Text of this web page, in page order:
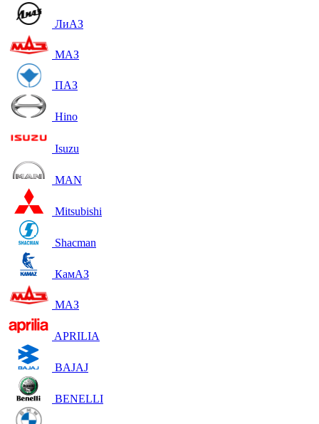
ЛиАЗ
МАЗ
ПАЗ
Hino
Isuzu
MAN
Mitsubishi
Shacman
КамАЗ
МАЗ
APRILIA
BAJAJ
BENELLI